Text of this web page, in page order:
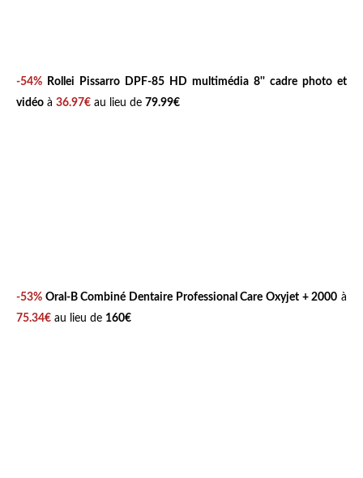
-54%
Rollei Pissarro DPF-85 HD multimédia 8'' cadre photo et
vidéo à 36.97€ au lieu de 79.99€
-53% Oral-B Combiné Dentaire Professional Care Oxyjet + 2000 à
75.34€ au lieu de 160€